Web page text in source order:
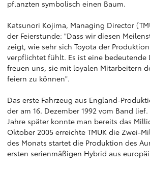
pflanzten symbolisch einen Baum.
Katsunori Kojima, Managing Director
der Feierstunde: "Dass wir diesen
zeigt, wie sehr sich Toyota der
verpflichtet fühlt. Es ist eine bedeutende
freuen uns, sie mit loyalen Mitarbeitern
feiern zu können".
Das erste Fahrzeug aus England-
der am 16. Dezember 1992 vom Band
Jahre später konnte man bereits das
Oktober 2005 erreichte TMUK die Zwei-
des Monats startet die Produktion des
ersten serienmäßigen Hybrid aus